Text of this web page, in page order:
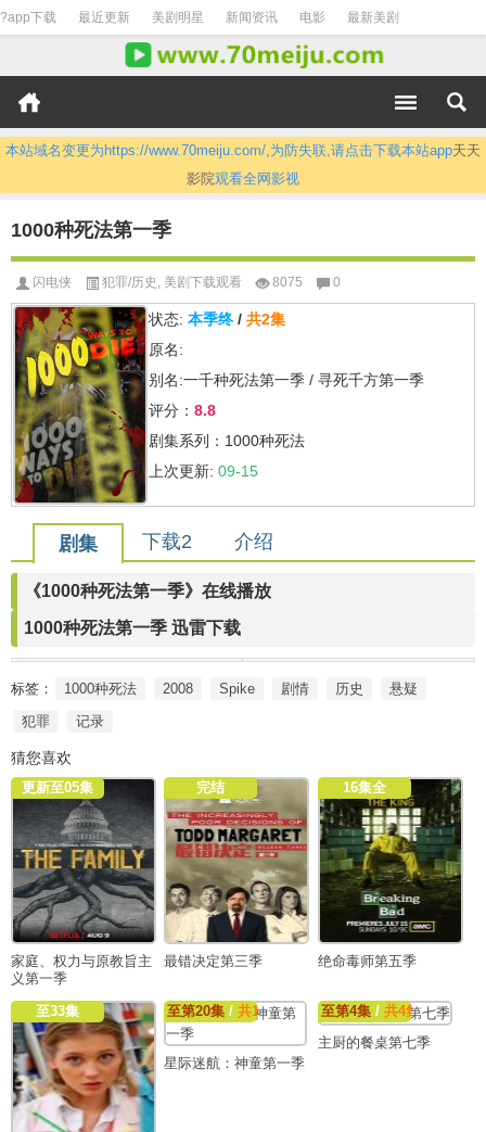
?app下载 最近更新 美剧明星 新闻资讯 电影 最新美剧
本站域名变更为https://www.70meiju.com/,为防失联,请点击下载本站app天天
影院观看全网影视
1000种死法第一季
闪电侠 犯罪/历史 , 美剧下载观看 8075 0
状态: 本季终/ 共2集
原名:
别名:一千种死法第一季 / 寻死千方第一季
评分： 8.8
剧集系列：1000种死法
上次更新: 09-15
剧集 下载2 介绍
《1000种死法第一季》在线播放
1000种死法第一季 迅雷下载
标签： 1000种死法 2008 Spike 剧情 历史
悬疑
犯罪
记录
猜您喜欢
更新至05集
家庭、权力与原教旨主
义第一季
完结
最错决定第三季
16集全
绝命毒师第五季
至33集 至第20集 /共19集
星际迷航：神童第一季
至第4集/ 共4集
主厨的餐桌第七季